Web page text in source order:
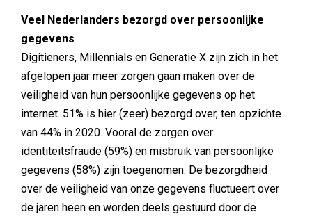
Veel Nederlanders bezorgd over persoonlijke
gegevens
Digitieners, Millennials en Generatie X zijn zich in het
afgelopen jaar meer zorgen gaan maken over de
veiligheid van hun persoonlijke gegevens op het
internet. 51% is hier (zeer) bezorgd over, ten opzichte
van 44% in 2020. Vooral de zorgen over
identiteitsfraude (59%) en misbruik van persoonlijke
gegevens (58%) zijn toegenomen. De bezorgdheid
over de veiligheid van onze gegevens fluctueert over
de jaren heen en worden deels gestuurd door de